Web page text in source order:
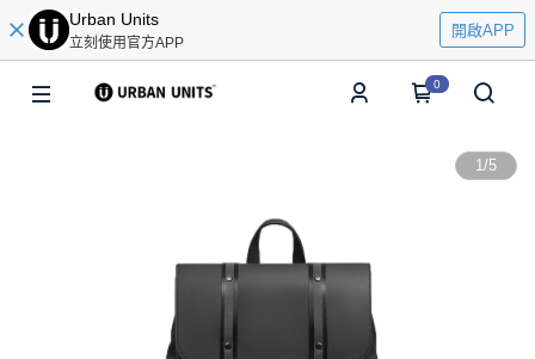
Urban Units
立刻使用官方APP
開啟APP
0
1/5